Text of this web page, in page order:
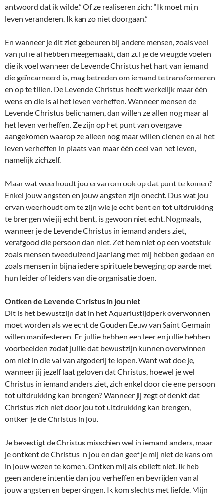
antwoord dat ik wilde.” Of ze realiseren zich: “Ik moet mijn
leven veranderen. Ik kan zo niet doorgaan.”
En wanneer je dit ziet gebeuren bij andere mensen, zoals veel
van jullie al hebben meegemaakt, dan zul je de vreugde voelen
die ik voel wanneer de Levende Christus het hart van iemand
die geïncarneerd is, mag betreden om iemand te transformeren
en op te tillen. De Levende Christus heeft werkelijk maar één
wens en die is al het leven verheffen. Wanneer mensen de
Levende Christus belichamen, dan willen ze allen nog maar al
het leven verheffen. Ze zijn op het punt van overgave
aangekomen waarop ze alleen nog maar willen dienen en al het
leven verheffen in plaats van maar één deel van het leven,
namelijk zichzelf.
Maar wat weerhoudt jou ervan om ook op dat punt te komen?
Enkel jouw angsten en jouw angsten zijn onecht. Dus wat jou
ervan weerhoudt om te zijn wie je echt bent en tot uitdrukking
te brengen wie jij echt bent, is gewoon niet echt. Nogmaals,
wanneer je de Levende Christus in iemand anders ziet,
verafgood die persoon dan niet. Zet hem niet op een voetstuk
zoals mensen tweeduizend jaar lang met mij hebben gedaan en
zoals mensen in bijna iedere spirituele beweging op aarde met
hun leider of leiders van die organisatie doen.
Ontken de Levende Christus in jou niet
Dit is het bewustzijn dat in het Aquariustijdperk overwonnen
moet worden als we echt de Gouden Eeuw van Saint Germain
willen manifesteren. En jullie hebben een leer en jullie hebben
voorbeelden zodat jullie dat bewustzijn kunnen overwinnen
om niet in die val van afgoderij te lopen. Want wat doe je,
wanneer jij jezelf laat geloven dat Christus, hoewel je wel
Christus in iemand anders ziet, zich enkel door die ene persoon
tot uitdrukking kan brengen? Wanneer jij zegt of denkt dat
Christus zich niet door jou tot uitdrukking kan brengen,
ontken je de Christus in jou.
Je bevestigt de Christus misschien wel in iemand anders, maar
je ontkent de Christus in jou en dan geef je mij niet de kans om
in jouw wezen te komen. Ontken mij alsjeblieft niet. Ik heb
geen andere intentie dan jou verheffen en bevrijden van al
jouw angsten en beperkingen. Ik kom slechts met liefde. Mijn